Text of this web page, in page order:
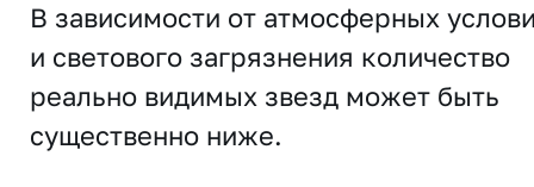
В зависимости от атмосферных
и светового загрязнения количество
реально видимых звезд может быть
существенно ниже.